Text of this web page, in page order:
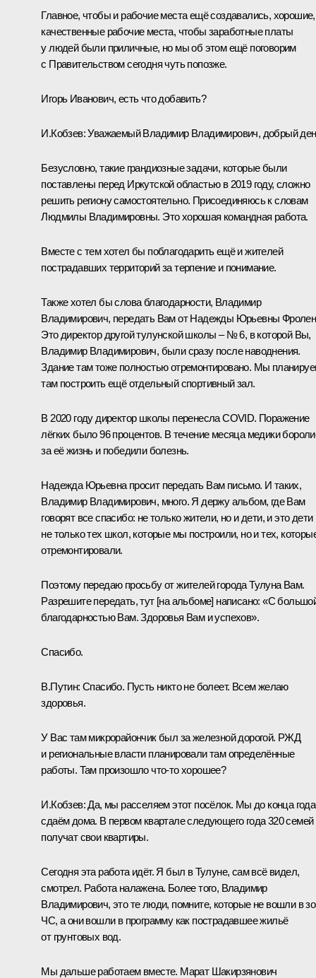
Главное, чтобы и рабочие места ещё создавались, хорошие,
качественные рабочие места, чтобы заработные платы
у людей были приличные, но мы об этом ещё поговорим
с Правительством сегодня чуть попозже.
Игорь Иванович, есть что добавить?
И.Кобзев:Уважаемый Владимир Владимирович, добрый
Безусловно, такие грандиозные задачи, которые были
поставлены перед Иркутской областью в 2019 году, сложно
решить региону самостоятельно. Присоединяюсь к словам
Людмилы Владимировны. Это хорошая командная работа.
Вместе с тем хотел бы поблагодарить ещё и жителей
пострадавших территорий за терпение и понимание.
Также хотел бы слова благодарности, Владимир
Владимирович, передать Вам от Надежды Юрьевны
Это директор другой тулунской школы – № 6, в которой Вы,
Владимир Владимирович, были сразу после наводнения.
Здание там тоже полностью отремонтировано. Мы
там построить ещё отдельный спортивный зал.
В 2020 году директор школы перенесла COVID. Поражение
лёгких было 96 процентов. В течение месяца медики
за её жизнь и победили болезнь.
Надежда Юрьевна просит передать Вам письмо. И таких,
Владимир Владимирович, много. Я держу альбом, где Вам
говорят все спасибо: не только жители, но и дети, и это дети
не только тех школ, которые мы построили, но и тех,
отремонтировали.
Поэтому передаю просьбу от жителей города Тулуна Вам.
Разрешите передать, тут [на альбоме] написано: «С
благодарностью Вам. Здоровья Вам и успехов».
Спасибо.
В.Путин: Спасибо. Пусть никто не болеет. Всем желаю
здоровья.
У Вас там микрорайончик был за железной дорогой. РЖД
и региональные власти планировали там определённые
работы. Там произошло что-то хорошее?
И.Кобзев:Да, мы расселяем этот посёлок. Мы до конца года
сдаём дома. В первом квартале следующего года 320 семей
получат свои квартиры.
Сегодня эта работа идёт. Я был в Тулуне, сам всё видел,
смотрел. Работа налажена. Более того, Владимир
Владимирович, это те люди, помните, которые не вошли в
ЧС, а они вошли в программу как пострадавшее жильё
от грунтовых вод.
Мы дальше работаем вместе. Марат Шакирзянович